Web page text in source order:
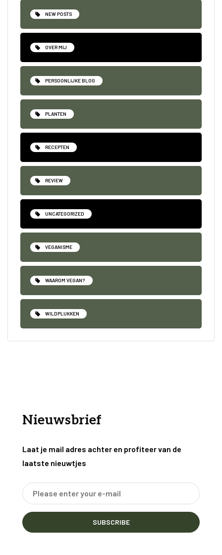
NEW POSTS
OVER MIJ
PERSOONLIJKE BLOG
PLANTEN
RECEPTEN
REVIEW
UNCATEGORIZED
VEGANISME
WAAROM VEGAN?
WILDPLUKKEN
Nieuwsbrief
Laat je mail adres achter en profiteer van de
laatste nieuwtjes
SUBSCRIBE